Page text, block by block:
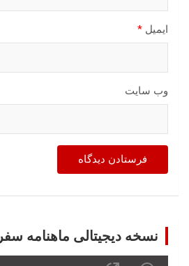
ایمیل *
وب‌ سایت
نسخه دیجیتالی ماهنامه سفر